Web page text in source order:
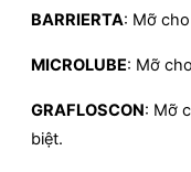
BARRIERTA: Mỡ
MICROLUBE: Mỡ
GRAFLOSCON: Mỡ
biệt.